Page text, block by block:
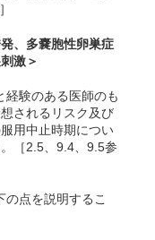
、多嚢胞性卵巣症
激＞
験のある医師のも
されるリスク及び
用中止時期につい
［2.5、9.4、9.5参
点を説明するこ